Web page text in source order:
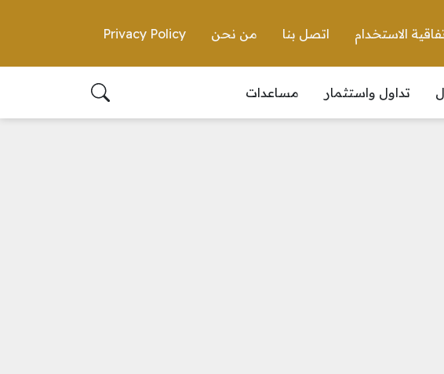
الاستخدام اتصل بنا من نحن Privacy Policy
تداول واستثمار مساعدات